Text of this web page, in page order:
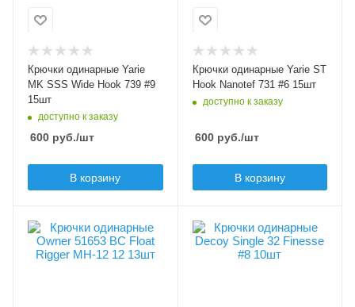
15
темно-серый
Бородка
безбородые
Крючки одинарные Yarie
MK SSS Wide Hook 739 #9
15шт
доступно к заказу
600 руб./шт
В корзину
15
черный
Бородка
безбородые
Крючки одинарные Yarie ST
Hook Nanotef 731 #6 15шт
доступно к заказу
600руб./шт
В корзину
Модель крючков
Owner 51653 MH-12
Модель крючков
Decoy Single 32